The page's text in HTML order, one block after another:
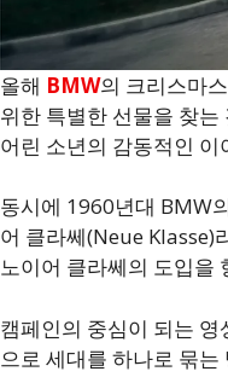
올해 BMW의 크리스마
위한 특별한 선물을 찾
어린 소년의 감동적인 이
동시에 1960년대 BMW
어 클라쎄(Neue Klasse)
노이어 클라쎄의 도입을
캠페인의 중심이 되는
으로 세대를 하나로 묶